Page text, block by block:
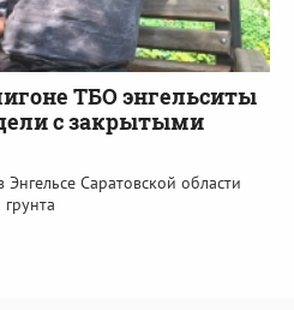
ТБО энгельситы
с закрытыми
Саратовской области